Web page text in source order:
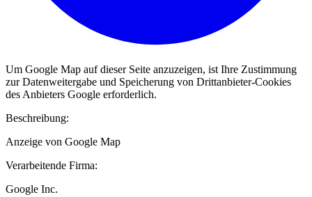
Um Google Map auf dieser Seite anzuzeigen, ist Ihre Zustimmung
zur Datenweitergabe und Speicherung von Drittanbieter-Cookies
des Anbieters Google erforderlich.
Beschreibung:
Anzeige von Google Map
Verarbeitende Firma:
Google Inc.